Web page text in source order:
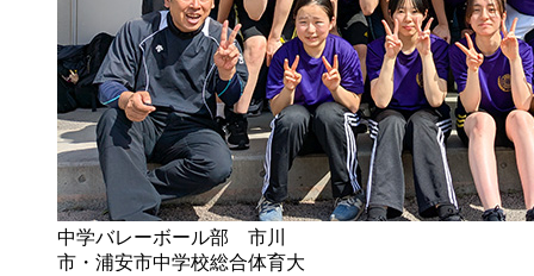
中学バレーボール部 市川
市・浦安市中学校総合体育大